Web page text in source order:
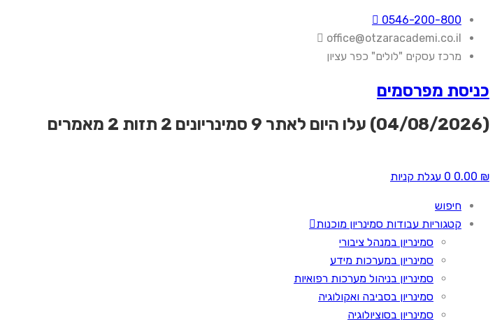
0546-200-800
office@otzaracademi.co.il
מרכז עסקים "לולים" כפר עציון
כניסת מפרסמים
(04/08/2026) עלו היום לאתר
9 סמינריונים 2 תזות 2 מאמרים
0.00 ₪
0 עגלת קניות
חיפוש
קטגוריות עבודות סמינריון מוכנות
סמינריון במנהל ציבורי
סמינריון במערכות מידע
סמינריון בניהול מערכות רפואיות
סמינריון בסביבה ואקולוגיה
סמינריון בסוציולוגיה